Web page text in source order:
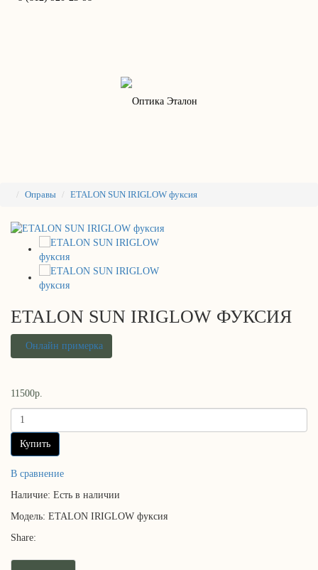
Оправы ETALON SUN IRIGLOW фуксия
ETALON SUN IRIGLOW ФУКСИЯ
Онлайн примерка
11500р.
Купить
В сравнение
Наличие: Есть в наличии
Модель: ETALON IRIGLOW фуксия
Share: